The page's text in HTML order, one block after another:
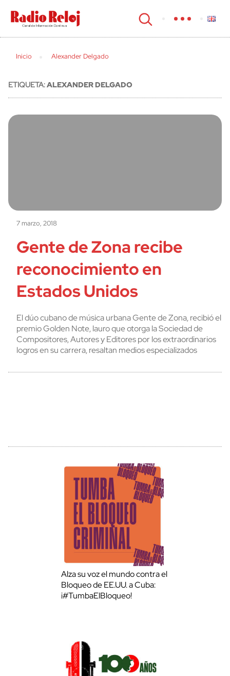
cerrar
Inicio Alexander Delgado
ETIQUETA:ALEXANDER DELGADO
7 marzo, 2018
Gente de Zona recibe
reconocimiento en
Estados Unidos
El dúo cubano de música urbana Gente de Zona, recibió el
premio Golden Note, lauro que otorga la Sociedad de
Compositores, Autores y Editores por los extraordinarios
logros en su carrera, resaltan medios especializados
Alza su voz el mundo contra el
Bloqueo de EE.UU. a Cuba:
¡#TumbaElBloqueo!